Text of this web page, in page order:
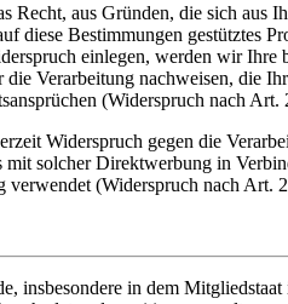
aus Gründen, die sich aus
diese Bestimmungen gestütztes
einlegen, werden wir Ihre
Verarbeitung nachweisen, die
(Widerspruch nach
Widerspruch gegen die
solcher Direktwerbung in
verwendet (Widerspruch nach Art.
insbesondere in dem